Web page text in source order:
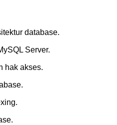
database.
Server.
hak akses.